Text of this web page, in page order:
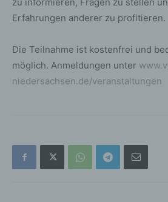
Erfahrungen anderer zu profitieren.
Die Teilnahme ist kostenfrei und
möglich. Anmeldungen unter
niedersachsen.de/veranstaltungen